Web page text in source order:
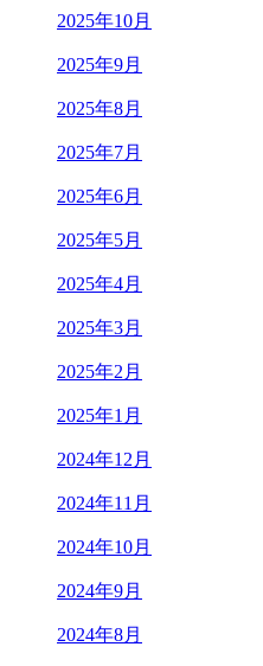
2025年10月
2025年9月
2025年8月
2025年7月
2025年6月
2025年5月
2025年4月
2025年3月
2025年2月
2025年1月
2024年12月
2024年11月
2024年10月
2024年9月
2024年8月